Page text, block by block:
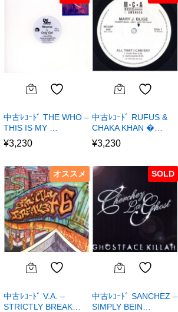
中古ﾚｺｰﾄﾞ THE WHO –
THIS IS MY …
¥3,230
中古ﾚｺｰﾄﾞ RUFUS &
CHAKA KHAN �…
¥3,230
オススメ
中古ﾚｺｰﾄﾞ V.A. –
STRICTLY BREAK…
SOLD
中古ﾚｺｰﾄﾞ SANCHEZ –
SIMPLY BEIN…